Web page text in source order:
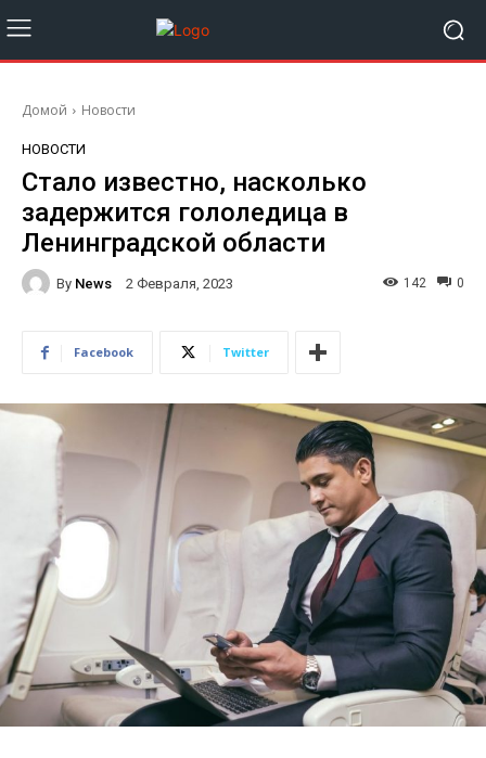
Домой Новости
НОВОСТИ
Стало известно, насколько
задержится гололедица в
Ленинградской области
By News 2 Февраля, 2023 0
142
Facebook Twitter